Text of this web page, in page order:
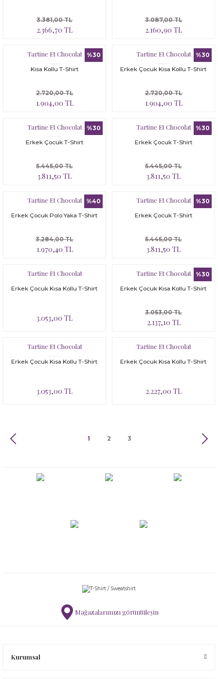
2.366,70 TL
3.381,00 TL
2.160,90 TL
3.087,00 TL
%30
Tartine Et Chocolat
Kısa Kollu T-Shirt
1.904,00 TL
2.720,00 TL
%30
Tartine Et Chocolat
Erkek Çocuk Kısa Kollu T-Shirt
1.904,00 TL
2.720,00 TL
%30
Tartine Et Chocolat
Erkek Çocuk T-Shirt
3.811,50 TL
5.445,00 TL
%30
Tartine Et Chocolat
Erkek Çocuk T-Shirt
3.811,50 TL
5.445,00 TL
%40
Tartine Et Chocolat
Erkek Çocuk Polo Yaka T-Shirt
1.970,40 TL
3.284,00 TL
%30
Tartine Et Chocolat
Erkek Çocuk T-Shirt
3.811,50 TL
5.445,00 TL
Tartine Et Chocolat
Erkek Çocuk Kısa Kollu T-Shirt
3.053,00 TL
%30
Tartine Et Chocolat
Erkek Çocuk Kısa Kollu T-Shirt
2.137,10 TL
3.053,00 TL
Tartine Et Chocolat
Erkek Çocuk Kısa Kollu T-Shirt
3.053,00 TL
Tartine Et Chocolat
Erkek Çocuk Kısa Kollu T-Shirt
2.227,00 TL
1 2 3
Mağazalarımızı görüntüleyin
Kurumsal